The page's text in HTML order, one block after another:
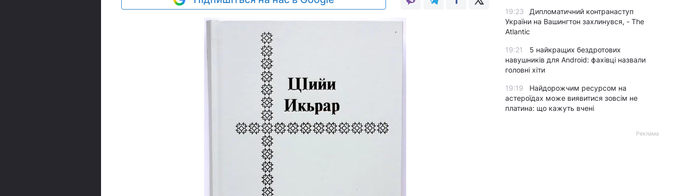
19:23
Дипломатичний контранаступ
України на Вашингтон захлинувся, - The
Atlantic
19:21
5 найкращих бездротових
навушників для Android: фахівці назвали
головні хіти
19:19
Найдорожчим ресурсом на
астероїдах може виявитися зовсім не
платина: що кажуть вчені
Реклама